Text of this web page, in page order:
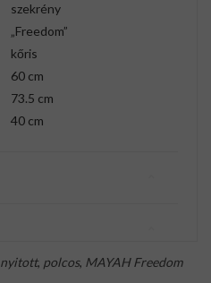
szekrény
„Freedom”
kőris
60 cm
73.5 cm
40 cm
nyitott, polcos, MAYAH Freedom